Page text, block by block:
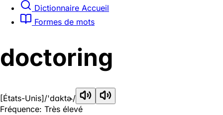
Dictionnaire Accueil
Formes de mots
doctoring
[États-Unis]/'dɑktɚ/
Fréquence: Très élevé